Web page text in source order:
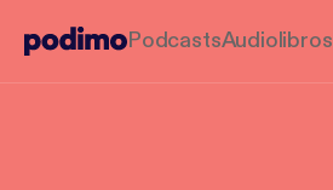
PodcastsAudiolibros